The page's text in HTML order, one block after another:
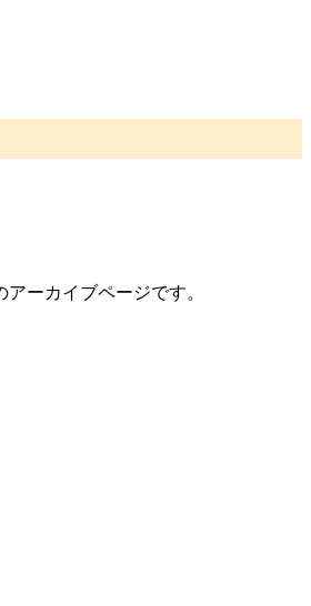
ーカイブページです。